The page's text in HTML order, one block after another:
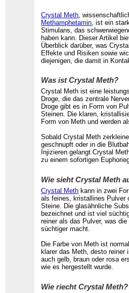
Crystal Meth ,
Methamphetamin , ist ein
Stimulans, das
haben kann. Dieser Artikel
Überblick darüber, was
Effekte und Risiken sowie
diejenigen, die damit in
Was ist Crystal Meth?
Crystal Meth ist eine
Droge, die das zentrale
Droge gibt es in Form von
Steinen. Die klaren,
Form von Meth und werden
Sobald Crystal Meth
geschnupft oder in die
Injizieren gelangt Crystal
zu einem sofortigen
Wie sieht Crystal Meth
Crystal Meth kann in zwei
als feines, kristallines Pulver
Steine. Die glasähnliche
bezeichnet und ist viel
reiner als das Pulver, was
süchtiger macht.
Die Farbe von Meth ist
klarer das Meth, desto
auch gelb, braun oder rosa
wie es hergestellt wurde.
Wie riecht Crystal Meth?